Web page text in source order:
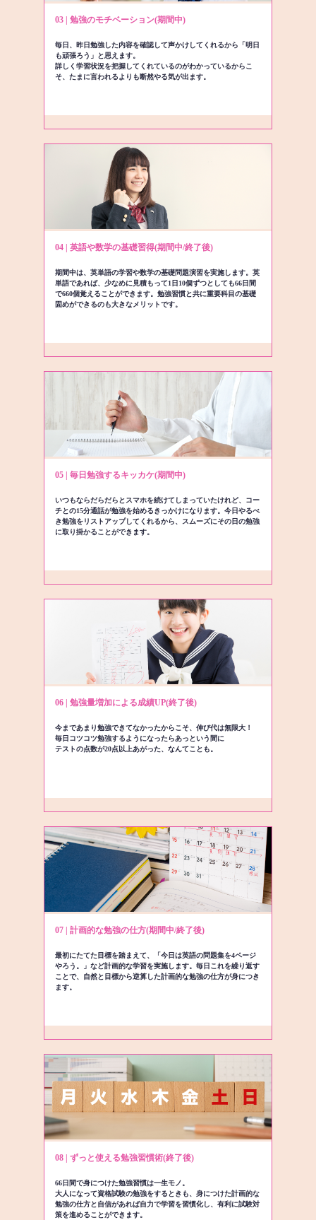
03 | 勉強のモチベーション(期間中)
毎日、昨日勉強した内容を確認して声かけしてくれるから「明日
も頑張ろう」と思えます。
詳しく学習状況を把握してくれているのがわかっているからこ
そ、たまに言われるよりも断然やる気が出ます。
04 | 英語や数学の基礎習得(期間中/終了後)
期間中は、英単語の学習や数学の基礎問題演習を実施します。英
単語であれば、少なめに見積もって1日10個ずつとしても66日間
で660個覚えることができます。勉強習慣と共に重要科目の基礎
固めができるのも大きなメリットです。
05 | 毎日勉強するキッカケ(期間中)
いつもならだらだらとスマホを続けてしまっていたけれど、コー
チとの15分通話が勉強を始めるきっかけになります。今日やるべ
き勉強をリストアップしてくれるから、スムーズにその日の勉強
に取り掛かることができます。
06 | 勉強量増加による成績UP(終了後)
今まであまり勉強できてなかったからこそ、伸び代は無限大！
毎日コツコツ勉強するようになったらあっという間に
テストの点数が20点以上あがった、なんてことも。
07 | 計画的な勉強の仕方(期間中/終了後)
最初にたてた目標を踏まえて、「今日は英語の問題集を4ページ
やろう。」など計画的な学習を実施します。毎日これを繰り返す
ことで、自然と目標から逆算した計画的な勉強の仕方が身につき
ます。
08 | ずっと使える勉強習慣術(終了後)
66日間で身につけた勉強習慣は一生モノ。
大人になって資格試験の勉強をするときも、身につけた計画的な
勉強の仕方と自信があれば自力で学習を習慣化し、有利に試験対
策を進めることができます。